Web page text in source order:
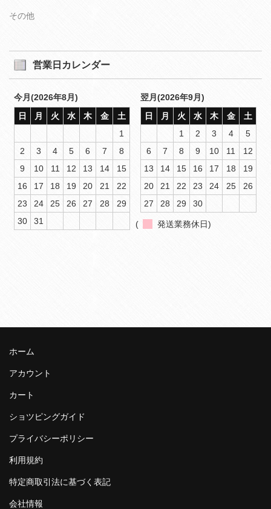
その他
営業日カレンダー
今月(2026年8月)
日
月 火 水 木 金
土
1
2
3 4 5 6 7
8
9
10 11 12 13 14
15
16
17 18 19 20 21
22
23
24 25 26 27 28
29
30
31
翌月(2026年9月)
日
月 火 水 木 金
土
1
2 3 4
5
6
7 8 9 10 11
12
13
14 15 16 17 18
19
20
21 22 23 24 25
26
27
28 29 30
( 発送業務休日)
ホーム
アカウント
カート
ショツピングガイド
プライバシーポリシー
利用規約
特定商取引法に基づく表記
会社情報